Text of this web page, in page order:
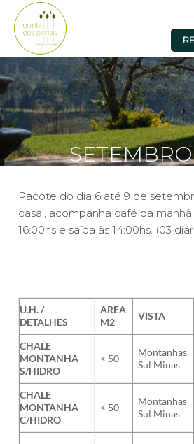
Skip
content
Pacote do dia 6 até 9 de
casal, acompanha café da
16:00hs e saída às 14:00hs. (03
U.H. /
DETALHES
AREA
M2
VISTA
CHALE
MONTANHA
S/HIDRO
< 50
Montanhas
Sul Minas
CHALE
MONTANHA
C/HIDRO
< 50
Montanhas
Sul Minas